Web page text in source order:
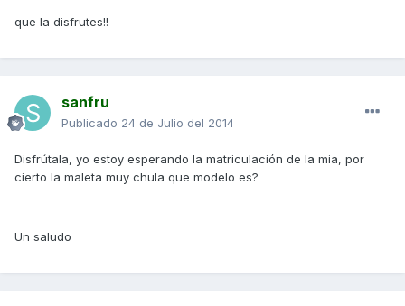
que la disfrutes!!
sanfru
Publicado 24 de Julio del 2014
Disfrútala, yo estoy esperando la matriculación de la mia, por
cierto la maleta muy chula que modelo es?
Un saludo